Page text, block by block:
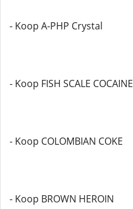
- Koop A-PHP Crystal
- Koop FISH SCALE COCAINE
- Koop COLOMBIAN COKE
- Koop BROWN HEROIN